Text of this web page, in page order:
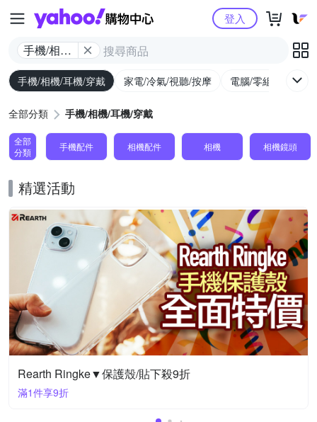
Yahoo購物中心
手機/相機/
耳機/穿戴
登入
手機/相機/耳機/穿戴 家電/冷氣/視聽/按摩 電腦/零組件/週邊/
全部分類 手機/相機/耳機/穿戴
全部
分類
手機配件 相機配件 相機 相機鏡頭
精選活動
Rearth Ringke▼保護殼/貼下殺9折
滿1件享9折